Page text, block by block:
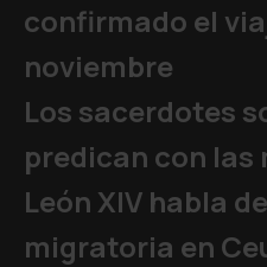
confirmado el
noviembre
Los sacerdotes
predican con las
León XIV habla
migratoria en